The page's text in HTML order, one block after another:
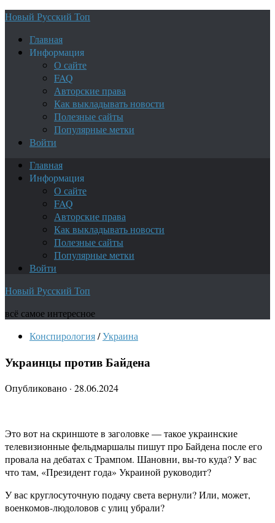
Новый Русский Топ
Главная
Информация
О сайте
FAQ
Авторские права
Как выкладывать новости
Полезные сайты
Популярные метки
Войти
Главная
Информация
О сайте
FAQ
Авторские права
Как выкладывать новости
Полезные сайты
Популярные метки
Войти
Новый Русский Топ
всё самое интересное
Конспирология/Украина
Украинцы против Байдена
Опубликовано · 28.06.2024
Это вот на скриншоте в заголовке — такое украинские
телевизионные фельдмаршалы пишут про Байдена после его
провала на дебатах с Трампом. Шановни, вы-то куда? У вас
что там, «Президент года» Украиной руководит?
У вас круглосуточную подачу света вернули? Или, может,
военкомов-людоловов с улиц убрали?